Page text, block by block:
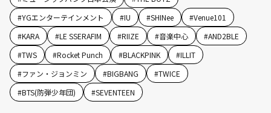
#YGエンターテインメント #IU #SHINee #Venue101
#KARA #LE SSERAFIM #RIIZE #音楽中心 #AND2BLE
#TWS #Rocket Punch #BLACKPINK #ILLIT
#ファン・ジョンミン #BIGBANG #TWICE
#BTS(防弾少年団) #SEVENTEEN